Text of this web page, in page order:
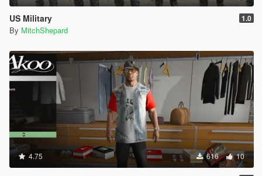
US Military 1.0
By MitchShepard
4.75 616 10